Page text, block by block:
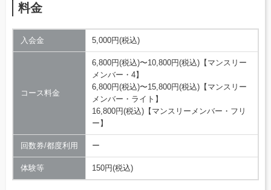
料金
入会金 5,000円(税込)
コース料金
6,800円(税込)〜10,800円(税込)【マンスリー
メンバー・4】
6,800円(税込)〜15,800円(税込)【マンスリー
メンバー・ライト】
16,800円(税込)【マンスリーメンバー・フリ
ー】
回数券/都度利用 ー
体験等 150円(税込)